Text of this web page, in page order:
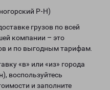
Р-Н)
грузов по всей
компании – это
и по выгодным тарифам.
«в» или «из» города
воспользуйтесь
и заполните